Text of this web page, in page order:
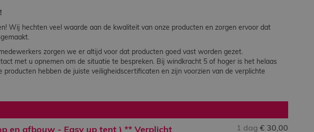
Wij hechten veel waarde aan de kwaliteit van onze producten en zorgen ervoor dat
zorgen we er altijd voor dat producten goed vast worden gezet.
met u opnemen om de situatie te bespreken. Bij windkracht 5 of hoger is het helaas
hebben de juiste veiligheidscertificaten en zijn voorzien van de verplichte
1 dag € 30,00